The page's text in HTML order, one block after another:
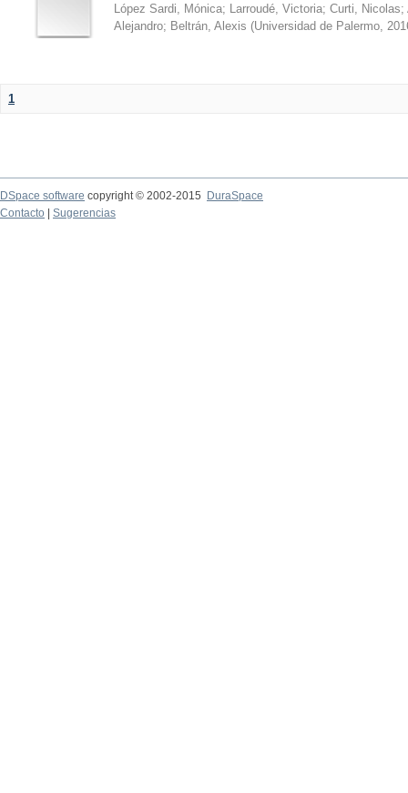
López Sardi, Mónica; Larroudé, Victoria; Curti, Nicolas;
Alejandro; Beltrán, Alexis (Universidad de Palermo,
1
DSpace software copyright © 2002-2015
DuraSpace
Contacto
Sugerencias